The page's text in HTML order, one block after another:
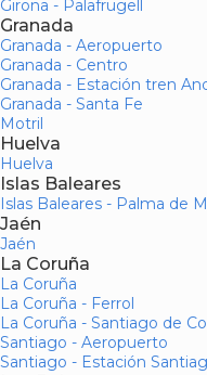
Girona - Palafrugell
Granada
Granada - Aeropuerto
Granada - Centro
Granada - Estación tren
Granada - Santa Fe
Motril
Huelva
Huelva
Islas Baleares
Islas Baleares - Palma de
Jaén
Jaén
La Coruña
La Coruña
La Coruña - Ferrol
La Coruña - Santiago de
Santiago - Aeropuerto
Santiago - Estación